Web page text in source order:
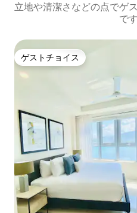
立地や清潔さなどの点でゲ
です
ゲストチョイス
ゲストチョイス